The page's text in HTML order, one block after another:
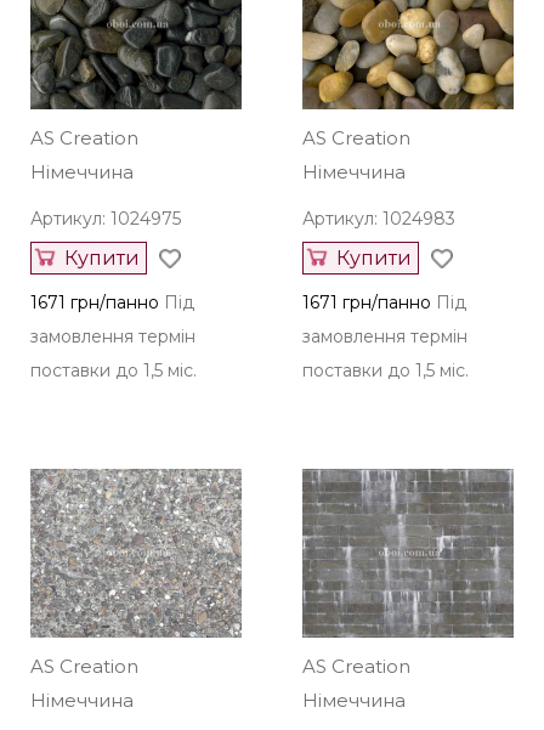
AS Creation
Німеччина
Артикул: 1024975
Купити
1671 грн/панно Під
замовлення термін
поставки до 1,5 міс.
AS Creation
Німеччина
Артикул: 1024983
Купити
1671 грн/панно Під
замовлення термін
поставки до 1,5 міс.
AS Creation
Німеччина
AS Creation
Німеччина